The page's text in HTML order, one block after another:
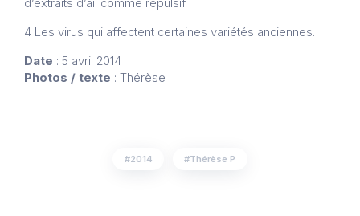
d’extraits d’ail comme répulsif
4 Les virus qui affectent certaines variétés anciennes.
Date : 5 avril 2014
Photos / texte : Thérèse
2014 Thérèse P